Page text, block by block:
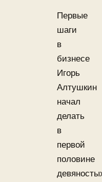
Первые
шаги
в
бизнесе
Игорь
Алтушкин
начал
делать
в
первой
половине